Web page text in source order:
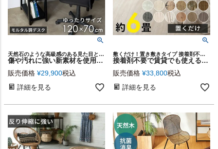
天然石のような高級感のある見た目と、扱いやすい高機能性が人気のハイセンスな家具シリーズ「ART STONE furniture」の収納棚付きワークデスク
傷や汚れに強い新素材を使用した天板と、無垢材の脚で仕上げたおしゃれなデザイン ART STONEワークデスク 幅120cm 収納棚付きでテレワークやオフィスのデスクにも最適(84315)
販売価格 ¥29,900税込
詳細を見る
敷くだけ！置き敷きタイプ 接着剤不要フロアタイル カーペット
接着剤不要で賃貸でも使える置くだけフロアタイル オールドティンバー 72枚 約6畳分 [ft-624]
販売価格 ¥33,800税込
詳細を見る